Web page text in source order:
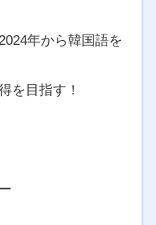
年から韓国語を
を目指す！